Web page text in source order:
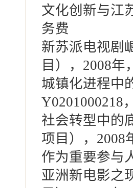
文化创新与江
务费
新苏派电视剧
目），2008年
城镇化进程中
Y0201000218
社会转型中的
项目），2008
作为重要参与
亚洲新电影之